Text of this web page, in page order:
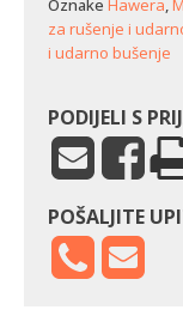
Oznake Hawera,
za rušenje i
i udarno bušenje
PODIJELI S
POŠALJITE